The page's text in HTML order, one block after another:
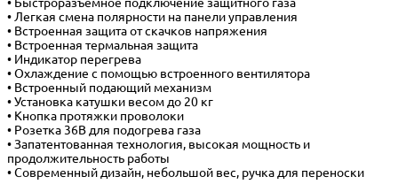
• Легкая смена полярности на панели управления
• Встроенная защита от скачков напряжения
• Встроенная термальная защита
• Индикатор перегрева
• Охлаждение с помощью встроенного вентилятора
• Встроенный подающий механизм
• Установка катушки весом до 20 кг
• Кнопка протяжки проволоки
• Розетка 36В для подогрева газа
• Запатентованная технология, высокая мощность и
продолжительность работы
• Современный дизайн, небольшой вес, ручка для переноски